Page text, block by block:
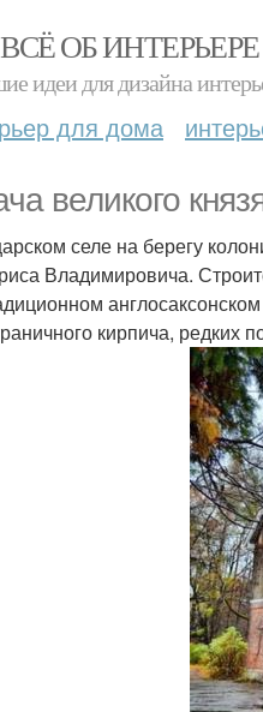
ВСЁ ОБ
идеи для дизайна
для дома
великого
селе на берегу
Владимировича.
кирпича, редких